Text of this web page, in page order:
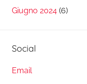
Giugno 2024 (6)
Social
Email